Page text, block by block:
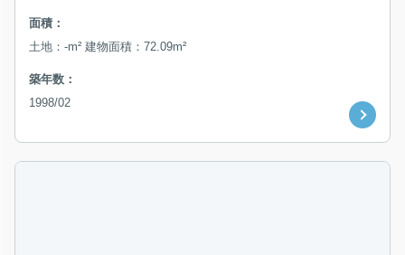
面積：
土地：-m² 建物面積：72.09m²
築年数：
1998/02